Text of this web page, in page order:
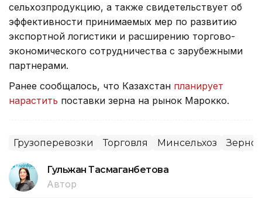
сельхозпродукцию, а также свидетельствует об
эффективности принимаемых мер по развитию
экспортной логистики и расширению торгово-
экономического сотрудничества с зарубежными
партнерами. ‎
Ранее сообщалось, что Казахстан планирует
нарастить поставки зерна на рынок Марокко.
Грузоперевозки Торговля Минсельхоз Зерно
Гульжан Тасмаганбетова
Автор